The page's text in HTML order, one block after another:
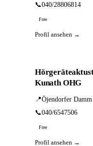
📞040/28806814
Free
Profil ansehen →
Kunath OHG
📍Öjendorfer
📞040/6547506
Free
Profil ansehen →